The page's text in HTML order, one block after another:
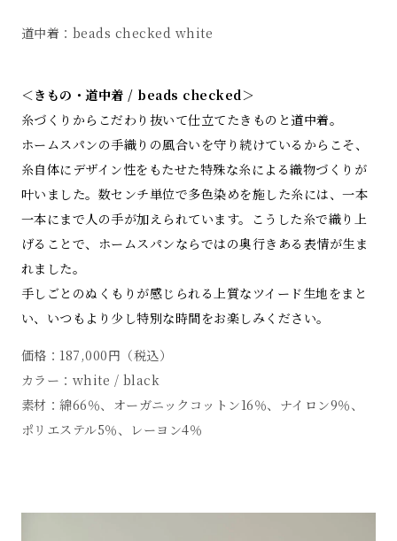
道中着：beads checked white
＜きもの・道中着 / beads checked＞
糸づくりからこだわり抜いて仕立てたきものと道中着。
ホームスパンの手織りの風合いを守り続けているからこそ、
糸自体にデザイン性をもたせた特殊な糸による織物づくりが
叶いました。数センチ単位で多色染めを施した糸には、一本
一本にまで人の手が加えられています。こうした糸で織り上
げることで、ホームスパンならではの奥行きある表情が生ま
れました。
手しごとのぬくもりが感じられる上質なツイード生地をまと
い、いつもより少し特別な時間をお楽しみください。
価格：187,000円（税込）
カラー：white / black
素材：綿66％、オーガニックコットン16％、ナイロン9％、
ポリエステル5％、レーヨン4％